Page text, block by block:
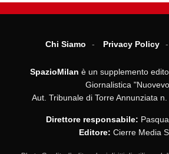
Chi Siamo Privacy Policy
SpazioMilan è un supplemento
Giornalistica
Aut. Tribunale di Torre Annunziata
Direttore responsabile:
Editore: Cierre Media